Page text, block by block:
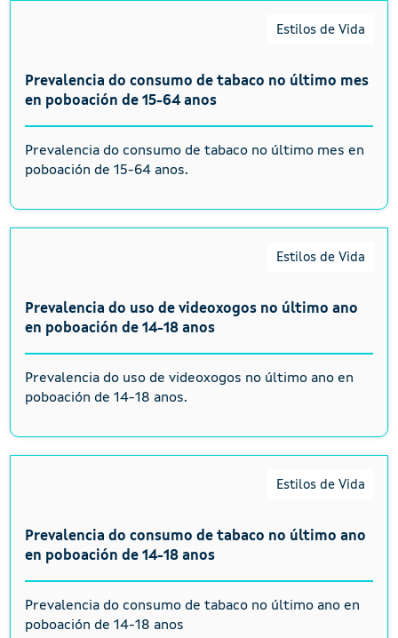
Estilos de Vida
Prevalencia do consumo de tabaco no último mes
en poboación de 15-64 anos
Prevalencia do consumo de tabaco no último mes en
poboación de 15-64 anos.
Estilos de Vida
Prevalencia do uso de videoxogos no último ano
en poboación de 14-18 anos
Prevalencia do uso de videoxogos no último ano en
poboación de 14-18 anos.
Estilos de Vida
Prevalencia do consumo de tabaco no último ano
en poboación de 14-18 anos
Prevalencia do consumo de tabaco no último ano en
poboación de 14-18 anos